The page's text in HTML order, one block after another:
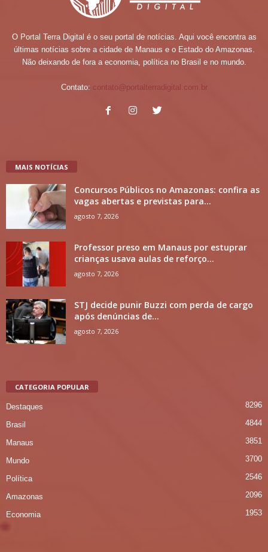
O Portal Terra Digital é o seu portal de notícias. Aqui você encontra as
últimas notícias sobre a cidade de Manaus e o Estado do Amazonas.
Não deixando de fora a economia, política no Brasil e no mundo.
Contato: contato@portalterradigital.com.br
MAIS NOTÍCIAS
Concursos Públicos no Amazonas: confira as
vagas abertas e previstas para...
agosto 7, 2026
Professor preso em Manaus por estuprar
crianças usava aulas de reforço...
agosto 7, 2026
STJ decide punir Buzzi com perda de cargo
após denúncias de...
agosto 7, 2026
CATEGORIA POPULAR
Destaques 8296
Brasil 4844
Manaus 3851
Mundo 3700
Política 2546
Amazonas 2096
Economia 1953